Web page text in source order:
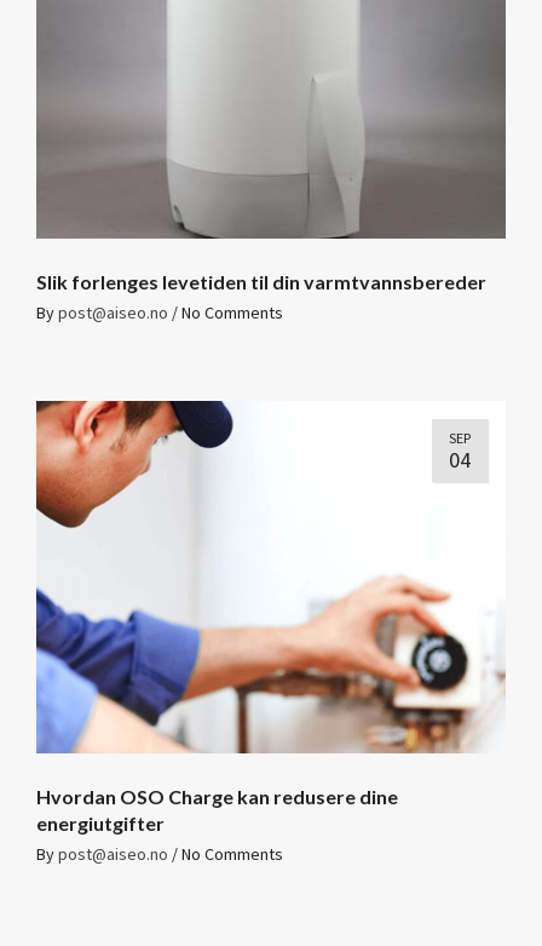
Slik forlenges levetiden til din varmtvannsbereder
Bypost@aiseo.no /No Comments
SEP
04
Hvordan OSO Charge kan redusere dine
energiutgifter
Bypost@aiseo.no /No Comments